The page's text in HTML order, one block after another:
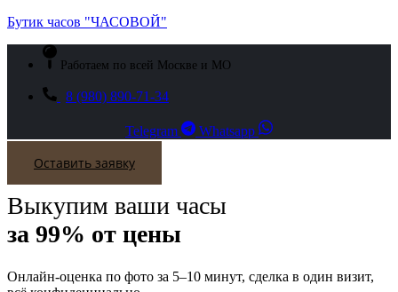
Бутик часов "ЧАСОВОЙ"
Работаем по всей Москве и МО
8 (980) 890-71-34
Telegram Whatsapp
Оставить заявку
Выкупим ваши часы
за 99% от цены
Онлайн-оценка по фото за 5–10 минут, сделка в один визит,